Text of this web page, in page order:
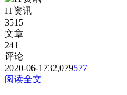
IT资讯
3515
文章
241
评论
2020-06-1732,079577
阅读全文